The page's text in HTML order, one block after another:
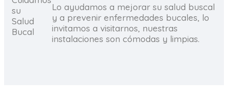
Lo ayudamos a mejorar su salud buscal
y a prevenir enfermedades bucales, lo
invitamos a visitarnos, nuestras
instalaciones son cómodas y limpias.